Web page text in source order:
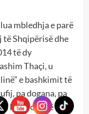
mbledhja e parë
të Shqipërisë dhe
të dy
Thaçi, u
e bashkimit të
pa dogana, pa
kontrolle të